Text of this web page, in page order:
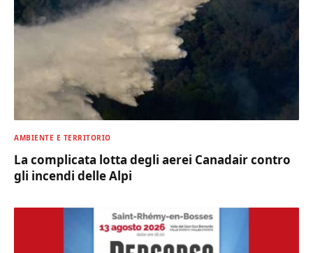
AMBIENTE E TERRITORIO
La complicata lotta degli aerei Canadair contro
gli incendi delle Alpi